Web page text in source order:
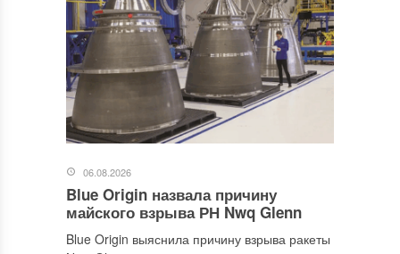
06.08.2026
Blue Origin назвала причину
майского взрыва РН Nwq Glenn
Blue Origin выяснила причину взрыва ракеты